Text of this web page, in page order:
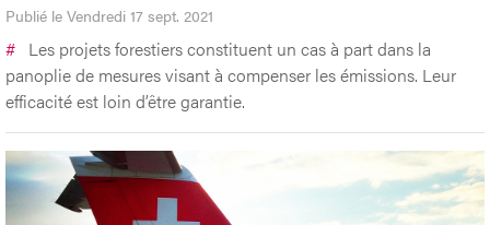
Publié le Vendredi 17 sept. 2021
# Les projets forestiers constituent un cas à part dans la
panoplie de mesures visant à compenser les émissions. Leur
efficacité est loin d’être garantie.